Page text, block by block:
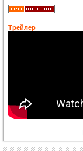
Трейлер